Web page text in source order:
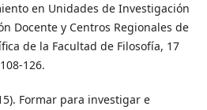
en Unidades de Investigación
Docente y Centros Regionales de
de la Facultad de Filosofía, 17
126.
Formar para investigar e